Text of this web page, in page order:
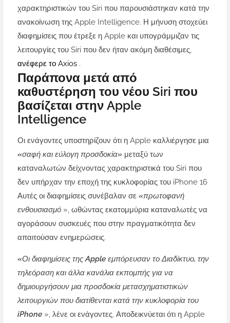
χαρακτηριστικών του Siri που παρουσιάστηκαν κατά την
ανακοίνωση της Apple Intelligence. Η μήνυση στοχεύει
διαφημίσεις που έτρεξε η Apple και υπογράμμιζαν τις
λειτουργίες του Siri που δεν ήταν ακόμη διαθέσιμες,
ανέφερε το Axios .
Παράπονα μετά από
καθυστέρηση του νέου Siri που
βασίζεται στην Apple
Intelligence
Οι ενάγοντες υποστηρίζουν ότι η Apple καλλιέργησε μια
«σαφή και εύλογη προσδοκία» μεταξύ των
καταναλωτών δείχνοντας χαρακτηριστικά του Siri που
δεν υπήρχαν την εποχή της κυκλοφορίας του iPhone 16
Αυτές οι διαφημίσεις συνέβαλαν σε «πρωτοφανή
ενθουσιασμό », ωθώντας εκατομμύρια καταναλωτές να
αγοράσουν συσκευές που στην πραγματικότητα δεν
απαιτούσαν ενημερώσεις.
«Οι διαφημίσεις της Apple εμπόρευσαν το Διαδίκτυο, την
τηλεόραση και άλλα κανάλια εκπομπής για να
δημιουργήσουν μια προσδοκία μετασχηματιστικών
λειτουργιών που διατίθενται κατά την κυκλοφορία του
iPhone », λένε οι ενάγοντες. Αποδεικνύεται ότι η Apple